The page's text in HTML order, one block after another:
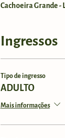
Cachoeira Grande -
Ingressos
Tipo de ingresso
ADULTO
Mais informações